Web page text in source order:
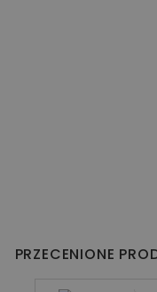
PRZECENIONE